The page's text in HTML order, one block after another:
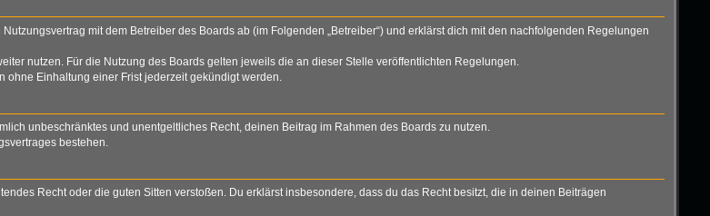
mit dem Betreiber des Boards ab (im Folgenden „Betreiber“) und erklärst dich mit den nachfolgenden Regelungen
nutzen. Für die Nutzung des Boards gelten jeweils die an dieser Stelle veröffentlichten Regelungen.
Einhaltung einer Frist jederzeit gekündigt werden.
unbeschränktes und unentgeltliches Recht, deinen Beitrag im Rahmen des Boards zu nutzen.
bestehen.
Recht oder die guten Sitten verstoßen. Du erklärst insbesondere, dass du das Recht besitzt, die in deinen Beiträgen